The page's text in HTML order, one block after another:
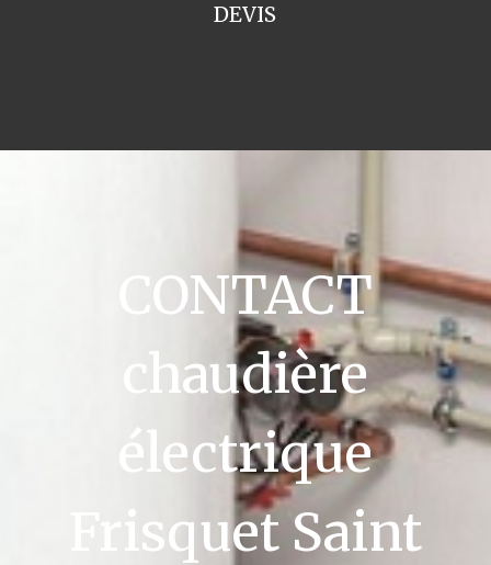
DEVIS
CONTACT
chaudière
électrique
Frisquet Saint